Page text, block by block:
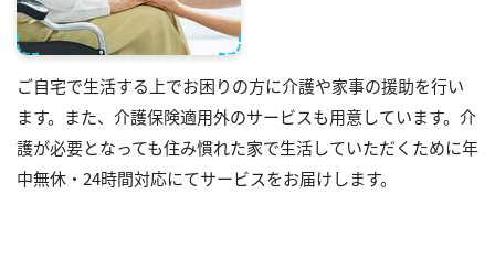
ご自宅で生活する上でお困りの方に介護や家事の援助を行い
ます。また、介護保険適用外のサービスも用意しています。介
護が必要となっても住み慣れた家で生活していただくために年
中無休・24時間対応にてサービスをお届けします。